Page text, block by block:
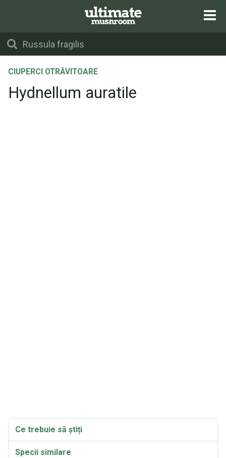
CIUPERCI OTRĂVITOARE
Hydnellum auratile
Ce trebuie să știți
Specii similare